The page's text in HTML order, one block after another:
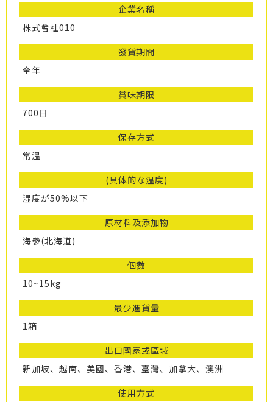
企業名稱
株式會社010
發貨期間
全年
賞味期限
700日
保存方式
常溫
(具体的な温度)
湿度が50%以下
原材料及添加物
海參(北海道)
個數
10~15kg
最少進貨量
1箱
出口國家或區域
新加坡、越南、美國、香港、臺灣、加拿大、澳洲
使用方式